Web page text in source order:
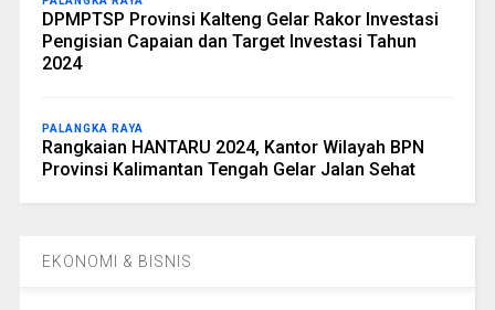
DPMPTSP Provinsi Kalteng Gelar Rakor Investasi
Pengisian Capaian dan Target Investasi Tahun
2024
PALANGKA RAYA
Rangkaian HANTARU 2024, Kantor Wilayah BPN
Provinsi Kalimantan Tengah Gelar Jalan Sehat
EKONOMI & BISNIS